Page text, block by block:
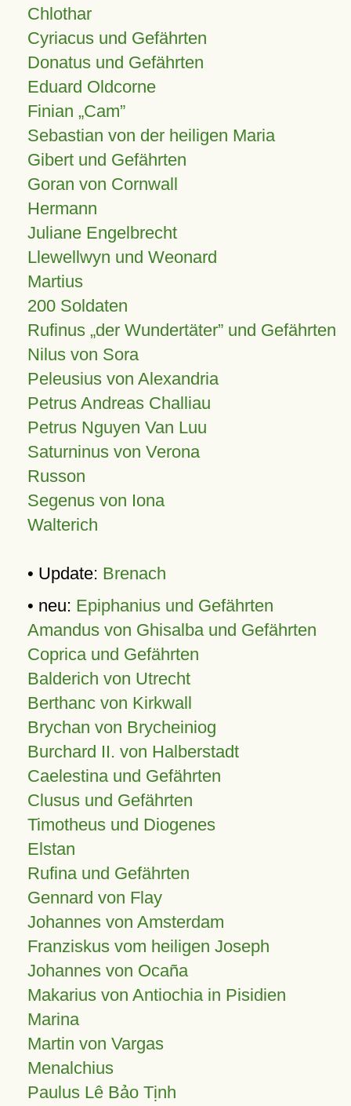
Chlothar
Cyriacus und Gefährten
Donatus und Gefährten
Eduard Oldcorne
Finian Cam
Sebastian von der heiligen Maria
Gibert und Gefährten
Goran von Cornwall
Hermann
Juliane Engelbrecht
Llewellwyn und Weonard
Martius
200 Soldaten
Rufinus „der Wundertäter” und Gefährten
Nilus von Sora
Peleusius von Alexandria
Petrus Andreas Challiau
Petrus Nguyen Van Luu
Saturninus von Verona
Russon
Segenus von Iona
Walterich
• Update: Brenach
• neu: Epiphanius und Gefährten
Amandus von Ghisalba und Gefährten
Coprica und Gefährten
Balderich von Utrecht
Berthanc von Kirkwall
Brychan von Brycheiniog
Burchard II. von Halberstadt
Caelestina und Gefährten
Clusus und Gefährten
Timotheus und Diogenes
Elstan
Rufina und Gefährten
Gennard von Flay
Johannes von Amsterdam
Franziskus vom heiligen Joseph
Johannes von Ocaña
Makarius von Antiochia in Pisidien
Marina
Martin von Vargas
Menalchius
Paulus Lê Bảo Tịnh